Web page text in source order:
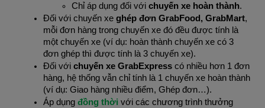
Chỉ áp dụng đối với chuyến xe hoàn thành.
Đối với chuyến xe ghép đơn GrabFood, GrabMart,
mỗi đơn hàng trong chuyến xe đó đều được tính là
một chuyến xe (ví dụ: hoàn thành chuyến xe có 3
đơn ghép thì được tính là 3 chuyến xe).
Đối với chuyến xe GrabExpress có nhiều hơn 1 đơn
hàng, hệ thống vẫn chỉ tính là 1 chuyến xe hoàn thành
(ví dụ: Giao hàng nhiều điểm, Ghép đơn…).
Áp dụng đồng thời với các chương trình thưởng